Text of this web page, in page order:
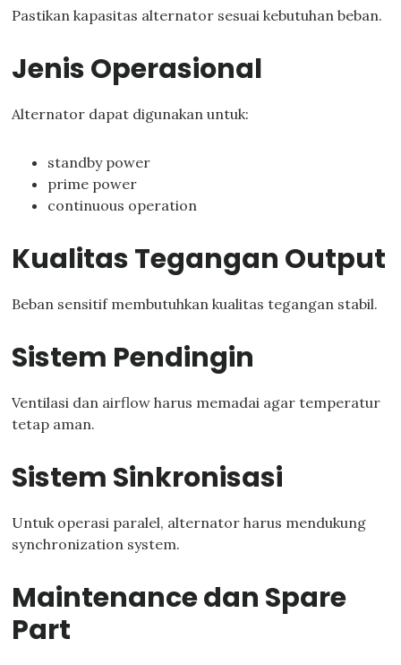
Pastikan kapasitas alternator sesuai kebutuhan beban.
Jenis Operasional
Alternator dapat digunakan untuk:
standby power
prime power
continuous operation
Kualitas Tegangan Output
Beban sensitif membutuhkan kualitas tegangan stabil.
Sistem Pendingin
Ventilasi dan airflow harus memadai agar temperatur
tetap aman.
Sistem Sinkronisasi
Untuk operasi paralel, alternator harus mendukung
synchronization system.
Maintenance dan Spare
Part